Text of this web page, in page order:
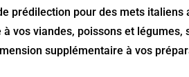
prédilection pour des mets
vos viandes, poissons et légumes,
supplémentaire à vos